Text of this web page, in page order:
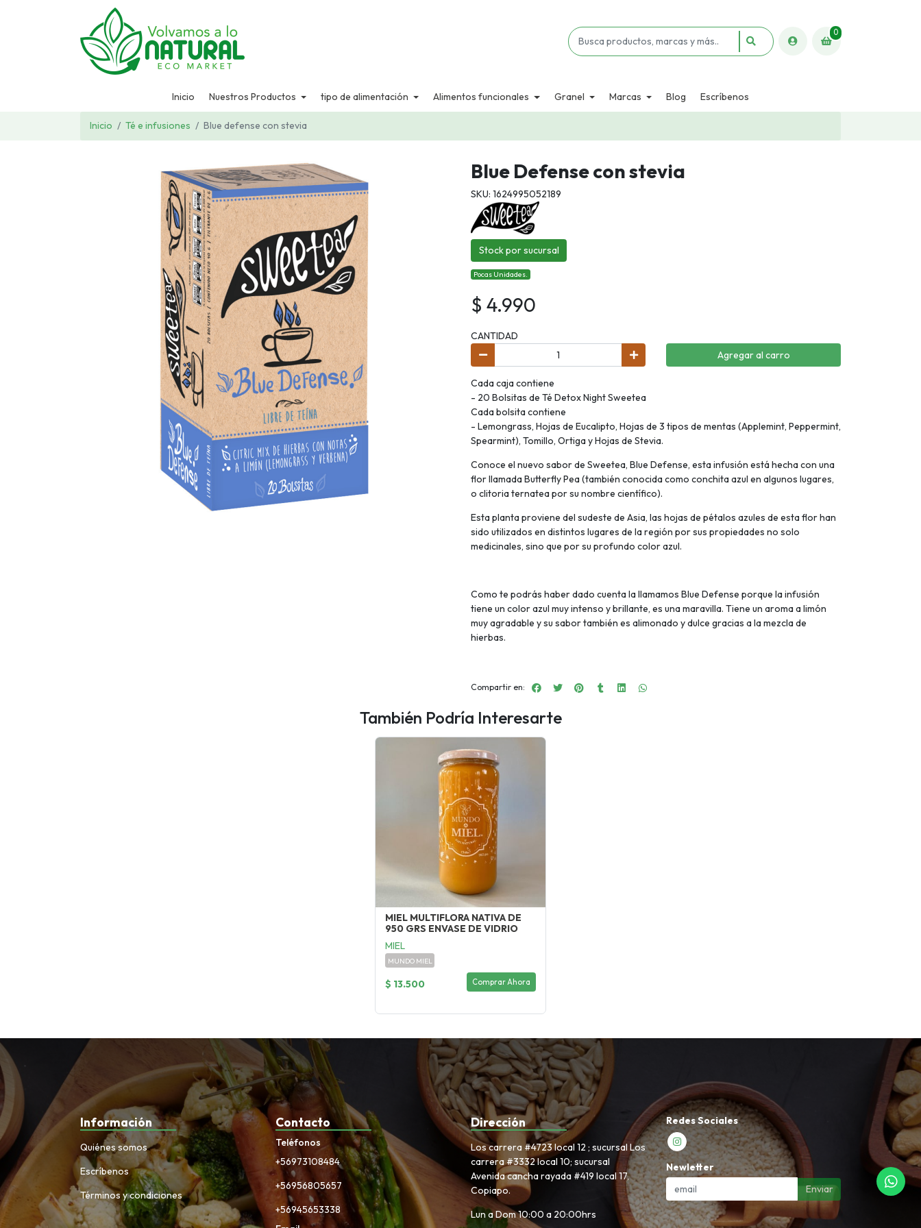
0
Inicio Nuestros Productos tipo de alimentación Alimentos funcionales Granel Marcas Blog Escríbenos
Inicio Té e infusiones Blue defense con stevia
Blue Defense con stevia
SKU: 1624995052189
Stock por sucursal
Pocas Unidades.
$ 4.990
CANTIDAD
Agregar al carro
Cada caja contiene
- 20 Bolsitas de Té Detox Night Sweetea
Cada bolsita contiene
- Lemongrass, Hojas de Eucalipto, Hojas de 3 tipos de mentas (Applemint, Peppermint,
Spearmint), Tomillo, Ortiga y Hojas de Stevia.
Conoce el nuevo sabor de Sweetea, Blue Defense, esta infusión está hecha con una
flor llamada Butterfly Pea (también conocida como conchita azul en algunos lugares,
o clitoria ternatea por su nombre científico).
Esta planta proviene del sudeste de Asia, las hojas de pétalos azules de esta flor han
sido utilizados en distintos lugares de la región por sus propiedades no solo
medicinales, sino que por su profundo color azul.
Como te podrás haber dado cuenta la llamamos Blue Defense porque la infusión
tiene un color azul muy intenso y brillante, es una maravilla. Tiene un aroma a limón
muy agradable y su sabor también es alimonado y dulce gracias a la mezcla de
hierbas.
Compartir en:
También Podría Interesarte
MIEL MULTIFLORA NATIVA DE
950 GRS ENVASE DE VIDRIO
MIEL
MUNDO MIEL
$ 13.500 Comprar Ahora
Información
Quiénes somos
Escríbenos
Términos y condiciones
Contacto
Teléfonos
+56973108484
+56956805657
+56945653338
Dirección
Los carrera #4723 local 12 ; sucursal Los
carrera #3332 local 10; sucursal
Avenida cancha rayada #419 local 17,
Copiapo.
Lun a Dom 10:00 a 20:00hrs
Redes Sociales
Newletter
Enviar